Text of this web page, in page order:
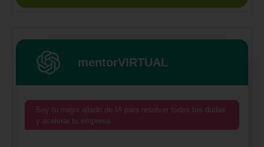
mentorVIRTUAL
Soy tu mejor aliado de IA para resolver todas tus dudas
y acelerar tu empresa